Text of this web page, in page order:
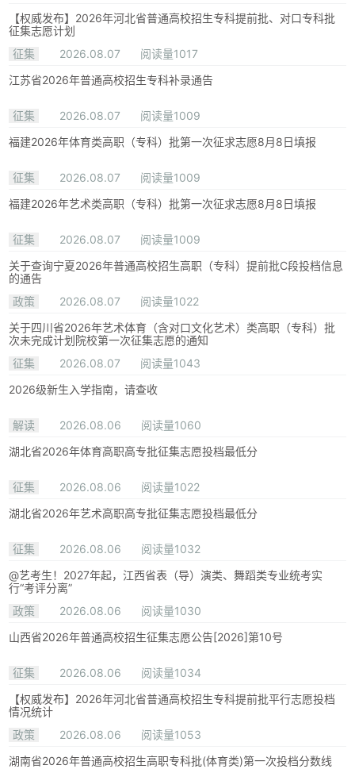
【权威发布】2026年河北省普通高校招生专科提前批、对口专科批
征集志愿计划
征集
2026.08.07
阅读量1017
江苏省2026年普通高校招生专科补录通告
征集 2026.08.07
阅读量1009
福建2026年体育类高职（专科）批第一次征求志愿8月8日填报
征集 2026.08.07
阅读量1009
福建2026年艺术类高职（专科）批第一次征求志愿8月8日填报
征集 2026.08.07
阅读量1009
关于查询宁夏2026年普通高校招生高职（专科）提前批C段投档信息
的通告
政策
2026.08.07
阅读量1022
关于四川省2026年艺术体育（含对口文化艺术）类高职（专科）批
次未完成计划院校第一次征集志愿的通知
征集
2026.08.07
阅读量1043
2026级新生入学指南，请查收
解读 2026.08.06
阅读量1060
湖北省2026年体育高职高专批征集志愿投档最低分
征集 2026.08.06
阅读量1022
湖北省2026年艺术高职高专批征集志愿投档最低分
征集 2026.08.06
阅读量1032
@艺考生！2027年起，江西省表（导）演类、舞蹈类专业统考实
行“考评分离”
政策
2026.08.06
阅读量1030
山西省2026年普通高校招生征集志愿公告[2026]第10号
征集 2026.08.06
阅读量1034
【权威发布】2026年河北省普通高校招生专科提前批平行志愿投档
情况统计
政策
2026.08.06
阅读量1053
湖南省2026年普通高校招生高职专科批(体育类)第一次投档分数线